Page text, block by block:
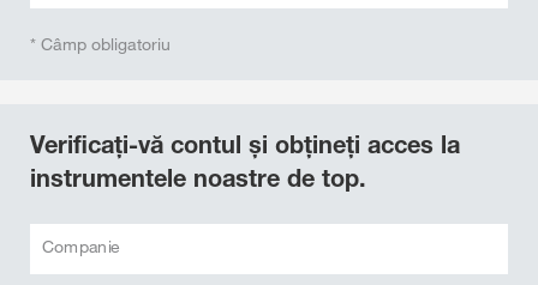
* Câmp obligatoriu
Verificați-vă contul și obțineți acces la
instrumentele noastre de top.
Companie